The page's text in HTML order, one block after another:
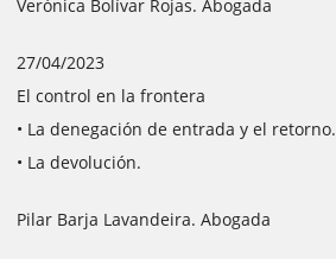
Verónica Bolívar Rojas. Abogada
27/04/2023
El control en la frontera
• La denegación de entrada y el retorno.
• La devolución.
Pilar Barja Lavandeira. Abogada